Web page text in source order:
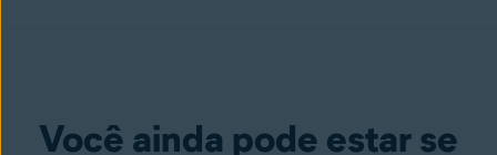
Você ainda pode estar se